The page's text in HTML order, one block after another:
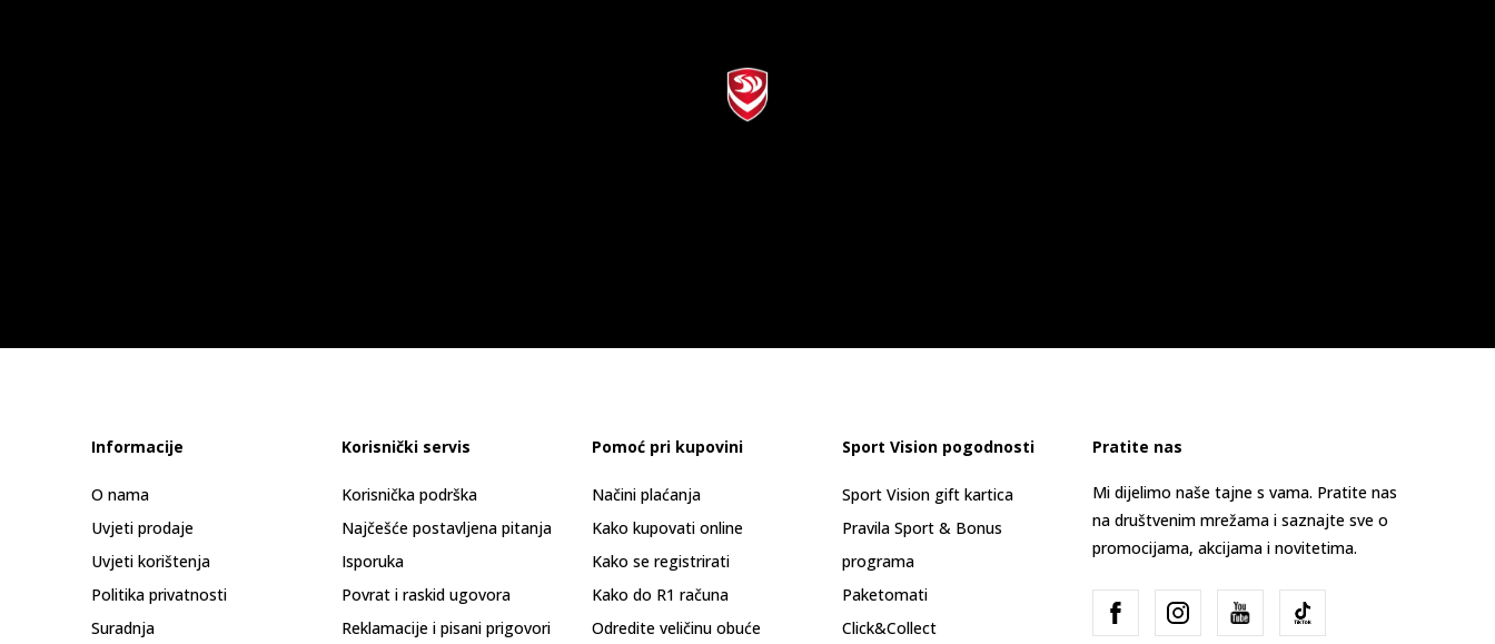
Informacije
O nama
Uvjeti prodaje
Uvjeti korištenja
Politika privatnosti
Suradnja
Korisnički servis
Korisnička podrška
Najčešće postavljena pitanja
Isporuka
Povrat i raskid ugovora
Reklamacije i pisani prigovori
Pomoć pri kupovini
Načini plaćanja
Kako kupovati online
Kako se registrirati
Kako do R1 računa
Odredite veličinu obuće
Sport Vision pogodnosti
Sport Vision gift kartica
Pravila Sport & Bonus
programa
Paketomati
Click&Collect
Pratite nas
Mi dijelimo naše tajne s vama. Pratite nas
na društvenim mrežama i saznajte sve o
promocijama, akcijama i novitetima.